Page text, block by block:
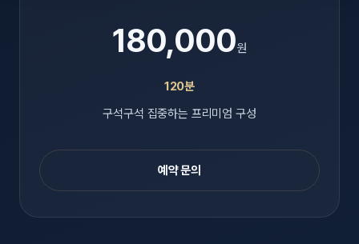
180,000원
120분
구석구석 집중하는 프리미엄 구성
예약 문의